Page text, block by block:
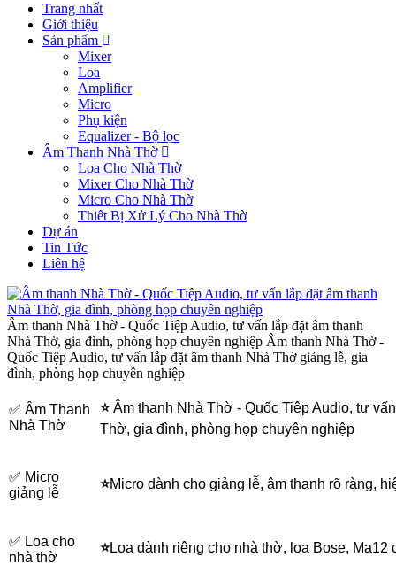
Trang nhất
Giới thiệu
Sản phẩm
Mixer
Loa
Amplifier
Micro
Phụ kiện
Equalizer - Bộ lọc
Âm Thanh Nhà Thờ
Loa Cho Nhà Thờ
Mixer Cho Nhà Thờ
Micro Cho Nhà Thờ
Thiết Bị Xử Lý Cho Nhà Thờ
Dự án
Tin Tức
Liên hệ
Âm thanh Nhà Thờ - Quốc Tiệp Audio, tư vấn lắp đặt âm thanh
Nhà Thờ, gia đình, phòng họp chuyên nghiệp Âm thanh Nhà Thờ -
Quốc Tiệp Audio, tư vấn lắp đặt âm thanh Nhà Thờ giảng lễ, gia
đình, phòng họp chuyên nghiệp
✅ Âm Thanh
Nhà Thờ
⭐Âm thanh Nhà Thờ - Quốc Tiệp Audio, tư
Thờ, gia đình, phòng họp chuyên nghiệp
✅ Micro
giảng lễ
⭐Micro dành cho giảng lễ, âm thanh rõ ràng,
✅ Loa cho
nhà thờ
⭐Loa dành riêng cho nhà thờ, loa Bose, Ma12